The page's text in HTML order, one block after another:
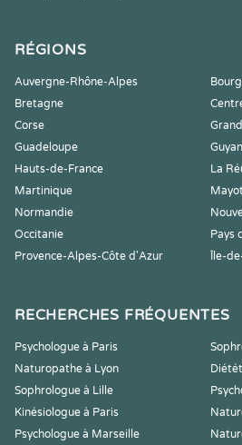
RÉGIONS
Auvergne-Rhône-Alpes
Bretagne
Corse
Guadeloupe
Hauts-de-France
La
Martinique
Normandie
Occitanie
Pays
Provence-Alpes-Côte d'Azur
Île-
RECHERCHES FRÉQUENTES
Psychologue à Paris
Naturopathe à Lyon
Sophrologue à Lille
Kinésiologue à Paris
Psychologue à Marseille